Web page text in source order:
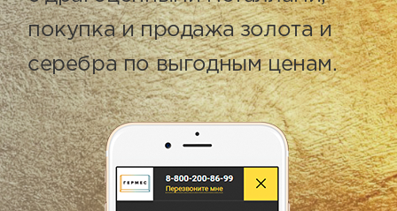
покупка и продажа золота и
серебра по выгодным ценам.